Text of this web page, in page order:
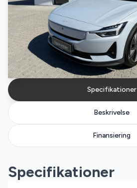
Specifikationer
Beskrivelse
Finansiering
Specifikationer